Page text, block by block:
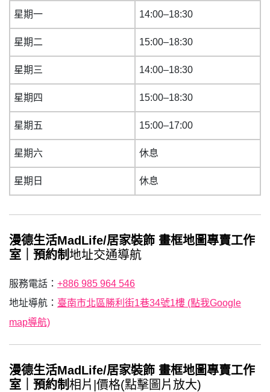
星期一 14:00–18:30
星期二 15:00–18:30
星期三 14:00–18:30
星期四 15:00–18:30
星期五 15:00–17:00
星期六 休息
星期日 休息
漫德生活MadLife/居家裝飾 畫框地圖專賣工作
室｜預約制地址交通導航
服務電話： +886 985 964 546
地址導航： 臺南市北區勝利街1巷34號1樓 (點我Google
map導航)
漫德生活MadLife/居家裝飾 畫框地圖專賣工作
室｜預約制相片|價格(點擊圖片放大)